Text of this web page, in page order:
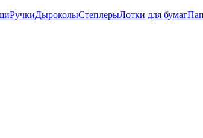
РучкиДыроколыСтеплерыЛотки для бумаг